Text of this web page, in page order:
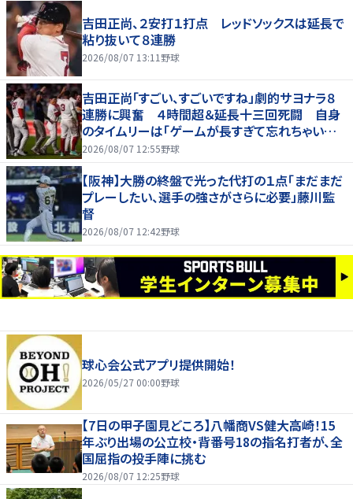
吉田正尚、２安打１打点 レッドソックスは延長で
粘り抜いて８連勝
2026/08/07 13:11 野球
吉田正尚「すごい、すごいですね」劇的サヨナラ８
連勝に興奮 ４時間超＆延長十三回死闘 自身
のタイムリーは「ゲームが長すぎて忘れちゃいまし
た」
2026/08/07 12:55野球
【阪神】大勝の終盤で光った代打の１点「まだまだ
プレーしたい、選手の強さがさらに必要」藤川監
督
2026/08/07 12:42野球
球心会公式アプリ提供開始！
2026/05/27 00:00野球
【7日の甲子園見どころ】八幡商VS健大高崎！15
年ぶり出場の公立校・背番号18の指名打者が、全
国屈指の投手陣に挑む
2026/08/07 12:25野球